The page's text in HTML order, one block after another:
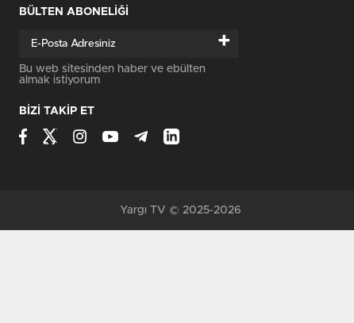
BÜLTEN ABONELİĞİ
+
Bu web sitesinden haber ve ebülten
almak istiyorum
BİZİ TAKİP ET
Yargı TV © 2025-2026